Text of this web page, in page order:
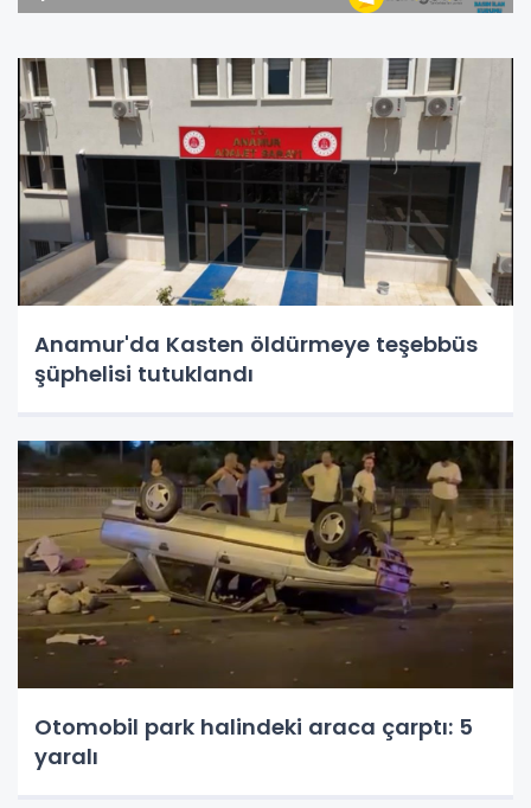
Anamur'da Kasten öldürmeye teşebbüs
şüphelisi tutuklandı
Otomobil park halindeki araca çarptı: 5
yaralı